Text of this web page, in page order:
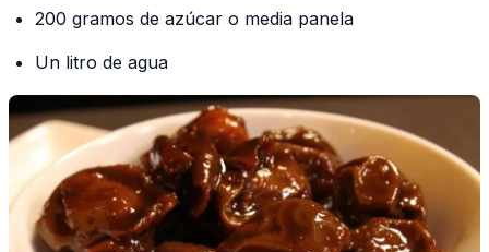
200 gramos de azúcar o media panela
Un litro de agua